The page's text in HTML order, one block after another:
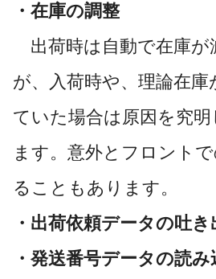
・在庫の調整
出荷時は自動で在庫が
が、入荷時や、理論在
ていた場合は原因を究
ます。意外とフロント
ることもあります。
・出荷依頼データの吐き
・発送番号データの読み